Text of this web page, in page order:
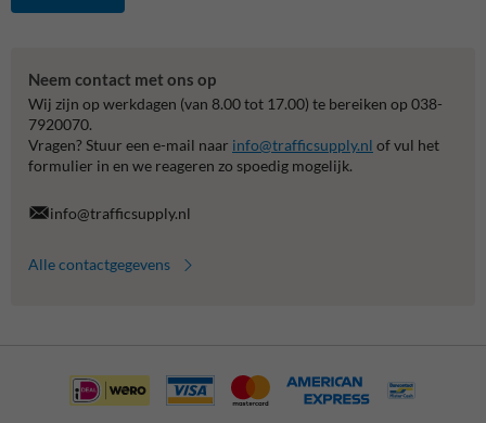
Neem contact met ons op
Wij zijn op werkdagen (van 8.00 tot 17.00) te bereiken op 038-
7920070.
Vragen? Stuur een e-mail naar info@trafficsupply.nl of vul het
formulier in en we reageren zo spoedig mogelijk.
info@trafficsupply.nl
Alle contactgegevens